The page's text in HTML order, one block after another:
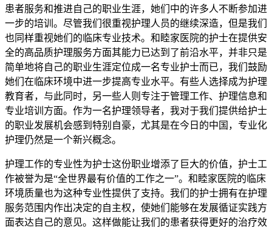
患者服务和推进自己的职业生涯，她们中的许多人不断参加进
一步的培训。尽管我们很重视护理人员的继续深造，但是我们
也同样重视她们的临床专业技术。和睦家医院的护士在提供安
全的高品质护理服务方面其能力已达到了前沿水平，并非只是
简单地将自己的职业生涯定位成一名专业护士而已，我们鼓励
她们在临床环境中进一步提高专业水平。有些人选择成为护理
教育者，与此同时，另一些人则专注于管理工作、护理信息和
专业培训方面。作为一名护理领导者，我对于我们提供给护士
的职业发展机会感到特别自豪，尤其是在今日的中国，专业化
护理仍然是一个新兴概念。
护理工作的专业性为护士这份职业增添了巨大的价值，护士工
作被誉为是“全世界最有价值的工作之一”。和睦家医院的临床
环境质量也为这种专业性提供了支持。我们的护士拥有在护理
服务范围内作出决定的自主权，使她们能够在发展循证实践方
面表达自己的意见。这样做能让我们的患者获得更好的治疗效